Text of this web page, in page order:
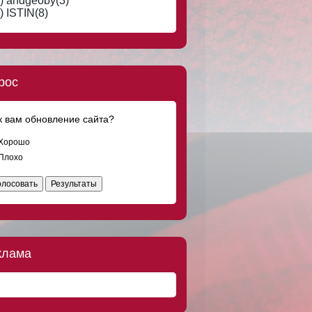
Что-то странное творится в мире.
Отношения обесцениваются, сникерс
дорожает. Вот за сникерс вообще
8 авг 2016, 19:23
Мужчинам тоже тяжело... Встретишь
Ищу добрую, скромную, ласковую
музыку и поэзию Серебряного века, для
DOC8673
8 авг 2016, 17:45
Где я только не был! Греция, Испания,
Мальдивах я тоже не был.
трясут пистолет в баке.
ISTIN(8)
вам обновление сайта?
Результаты